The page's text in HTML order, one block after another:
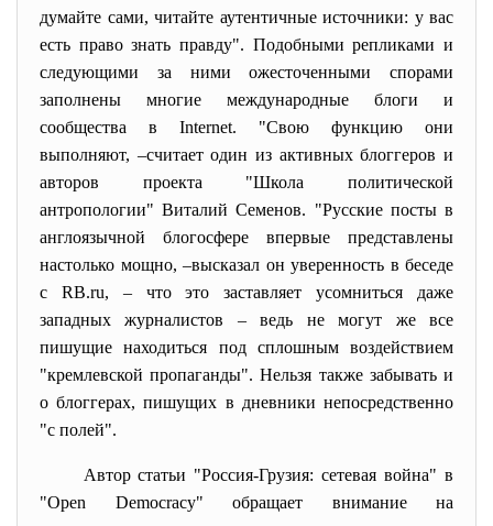
думайте сами, читайте аутентичные источники: у вас
есть право знать правду". Подобными репликами и
следующими за ними ожесточенными спорами
заполнены многие международные блоги и
сообщества в Internet. "Свою функцию они
выполняют, –считает один из активных блоггеров и
авторов проекта "Школа политической
антропологии" Виталий Семенов. "Русские посты в
англоязычной блогосфере впервые представлены
настолько мощно, –высказал он уверенность в беседе
с RB.ru, – что это заставляет усомниться даже
западных журналистов – ведь не могут же все
пишущие находиться под сплошным воздействием
"кремлевской пропаганды". Нельзя также забывать и
о блоггерах, пишущих в дневники непосредственно
"с полей".
Автор статьи "Россия-Грузия: сетевая война" в
"Open Democracy" обращает внимание на